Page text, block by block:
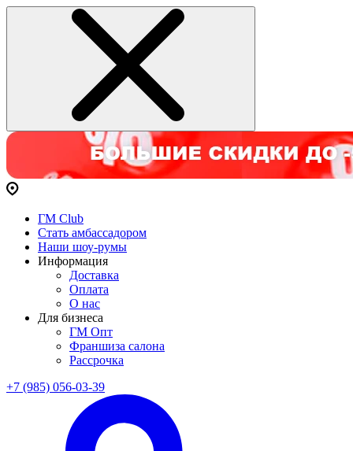
ГМ Club
Стать амбассадором
Наши шоу-румы
Информация
Доставка
Оплата
О нас
Для бизнеса
ГМ Опт
Франшиза салона
Рассрочка
+7 (985) 056-03-39